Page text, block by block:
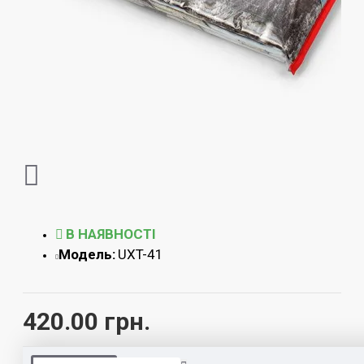
420.00 грн.
В НАЯВНОСТІ
Модель: UXT-41
ОПЛАТА І ДОСТАВКА